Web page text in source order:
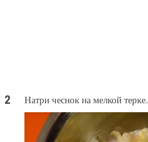
Натри чеснок на мелкой терке.